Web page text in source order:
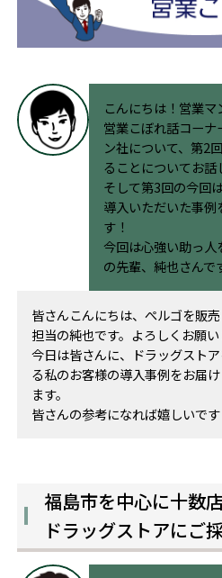
こんにちは！営業マ
営業こぼれ話コーナ
ン社について、第2
ることについてお話
そして第3回の今回
導入いただいた事例
す！
今回は心強い助っ人
の先輩、純也さんで
皆さんこんにちは、ぺルゴを販
担当の純也です。よろしくお願い
今日は皆さんに、ドラッグスト
る私のお客様の導入事例をお届
ます。
皆さんの参考になれば嬉しいです
福島市を中心に十数
ドラッグストアにご